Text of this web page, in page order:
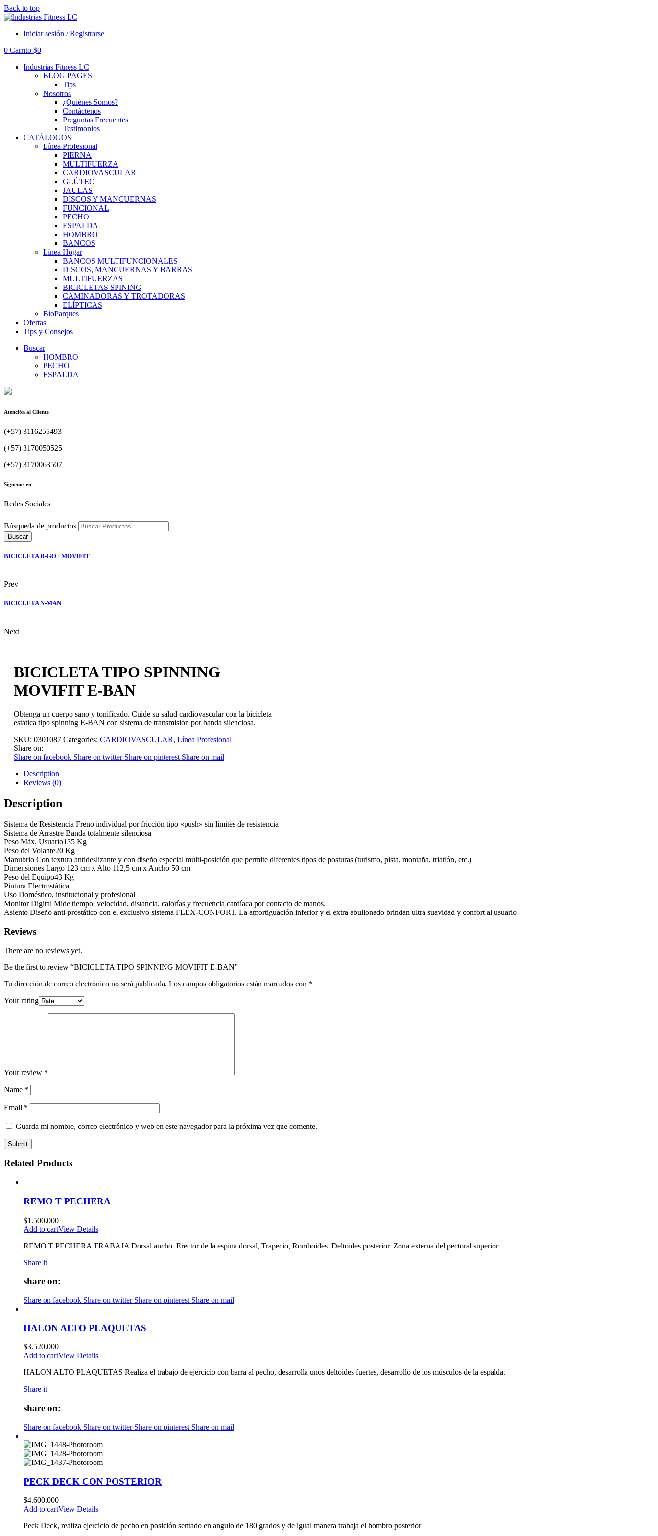
Back to top
Iniciar sesión / Registrarse
0 Carrito $0
Industrias Fitness LC
BLOG PAGES
Tips
Nosotros
¿Quiénes Somos?
Contáctenos
Preguntas Frecuentes
Testimonios
CATÁLOGOS
Línea Profesional
PIERNA
MULTIFUERZA
CARDIOVASCULAR
GLÚTEO
JAULAS
DISCOS Y MANCUERNAS
FUNCIONAL
PECHO
ESPALDA
HOMBRO
BANCOS
Línea Hogar
BANCOS MULTIFUNCIONALES
DISCOS, MANCUERNAS Y BARRAS
MULTIFUERZAS
BICICLETAS SPINING
CAMINADORAS Y TROTADORAS
ELÍPTICAS
BioParques
Ofertas
Tips y Consejos
Buscar
HOMBRO
PECHO
ESPALDA
Atención al Cliente
(+57) 3116255493
(+57) 3170050525
(+57) 3170063507
Siguenos en
Redes Sociales
Búsqueda de productos
Buscar
BICICLETA R-GO+ MOVIFIT
Prev
BICICLETA N-MAN
Next
BICICLETA TIPO SPINNING
MOVIFIT E-BAN
Obtenga un cuerpo sano y tonificado. Cuide su salud cardiovascular con la bicicleta
estática tipo spinning E-BAN con sistema de transmisión por banda silenciosa.
SKU: 0301087 Categories: CARDIOVASCULAR, Línea Profesional
Share on:
Share on facebook Share on twitter Share on pinterest Share on mail
Description
Reviews (0)
Description
Sistema de Resistencia Freno individual por fricción tipo «push» sin limites de resistencia
Sistema de Arrastre Banda totalmente silenciosa
Peso Máx. Usuario135 Kg
Peso del Volante20 Kg
Manubrio Con textura antideslizante y con diseño especial multi-posición que permite diferentes tipos de posturas (turismo, pista, montaña, triatlón, etc.)
Dimensiones Largo 123 cm x Alto 112,5 cm x Ancho 50 cm
Peso del Equipo43 Kg
Pintura Electrostática
Uso Doméstico, institucional y profesional
Monitor Digital Mide tiempo, velocidad, distancia, calorías y frecuencia cardíaca por contacto de manos.
Asiento Diseño anti-prostático con el exclusivo sistema FLEX-CONFORT. La amortiguación inferior y el extra abullonado brindan ultra suavidad y confort al usuario
Reviews
There are no reviews yet.
Be the first to review “BICICLETA TIPO SPINNING MOVIFIT E-BAN”
Tu dirección de correo electrónico no será publicada. Los campos obligatorios están marcados con *
Your rating
Your review *
Name *
Email *
Guarda mi nombre, correo electrónico y web en este navegador para la próxima vez que comente.
Related Products
REMO T PECHERA
$1.500.000
Add to cartView Details
REMO T PECHERA TRABAJA Dorsal ancho. Erector de la espina dorsal, Trapecio, Romboides. Deltoides posterior. Zona externa del pectoral superior.
Share it
share on:
Share on facebook Share on twitter Share on pinterest Share on mail
HALON ALTO PLAQUETAS
$3.520.000
Add to cartView Details
HALON ALTO PLAQUETAS Realiza el trabajo de ejercicio con barra al pecho, desarrolla unos deltoides fuertes, desarrollo de los músculos de la espalda.
Share it
share on:
Share on facebook Share on twitter Share on pinterest Share on mail
PECK DECK CON POSTERIOR
$4.600.000
Add to cartView Details
Peck Deck, realiza ejercicio de pecho en posición sentado en angulo de 180 grados y de igual manera trabaja el hombro posterior